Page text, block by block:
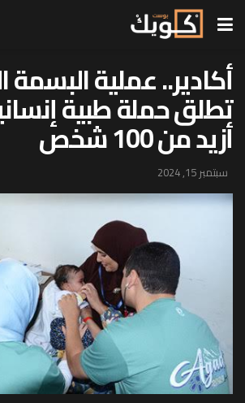
أكادير.. عملية
تطلق حملة طبية
أزيد من 100 شخص
سبتمبر 15, 2024